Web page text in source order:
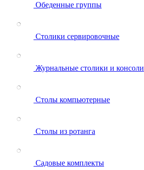
Обеденные группы
Столики сервировочные
Журнальные столики и консоли
Столы компьютерные
Столы из ротанга
Садовые комплекты